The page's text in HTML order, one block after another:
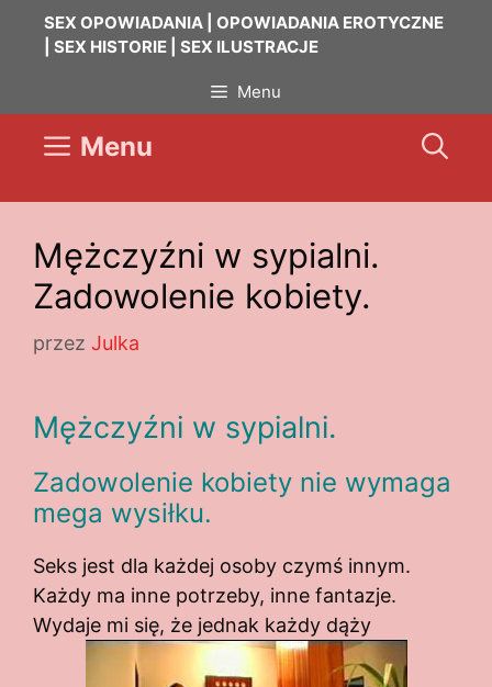
PrzejdźSEX OPOWIADANIA | OPOWIADANIA EROTYCZNE
| SEX HISTORIE | SEX ILUSTRACJE
Menu
Menu
Mężczyźni w sypialni.
Zadowolenie kobiety.
przez Julka
Mężczyźni w sypialni.
Zadowolenie kobiety nie wymaga
mega wysiłku.
Seks jest dla każdej osoby czymś innym.
Każdy ma inne potrzeby, inne fantazje.
Wydaje mi się, że jednak każdy dąży